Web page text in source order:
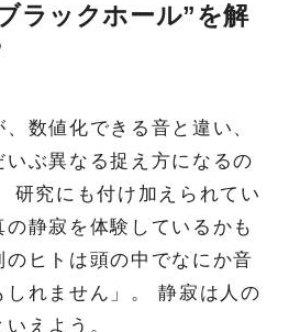
ラックホール”を解
数値化できる音と違い、
ぶ異なる捉え方になるの
究にも付け加えられてい
静寂を体験しているかも
のヒトは頭の中でなにか音
れません」。 静寂は人の
えよう。